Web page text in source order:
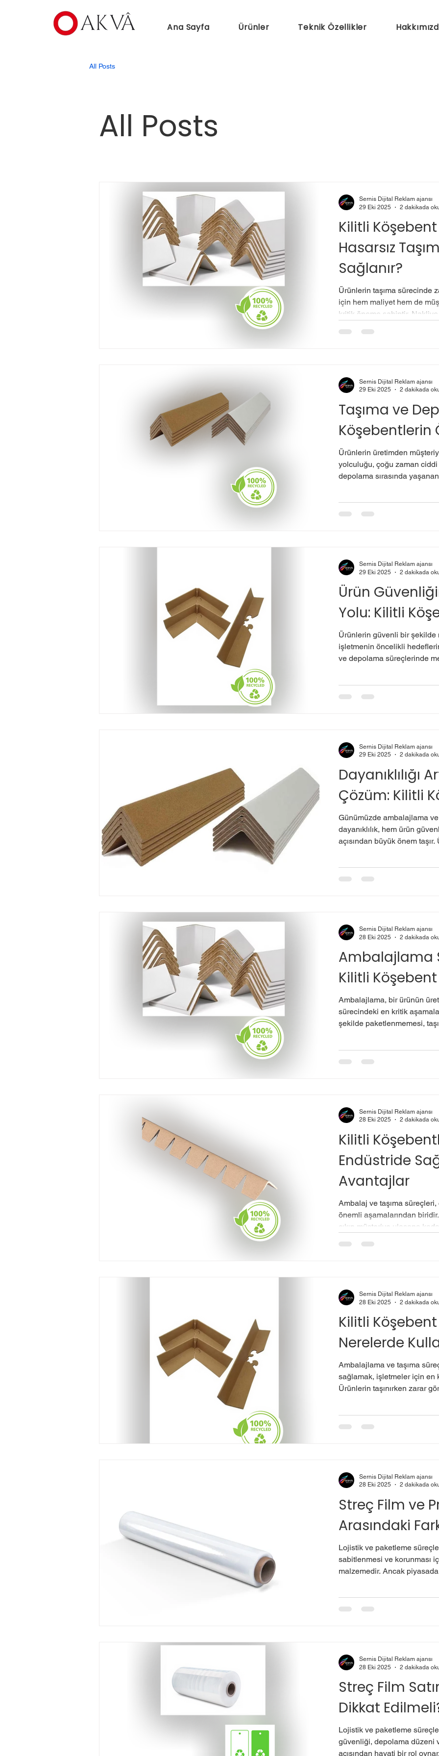
Ana Sayfa Ürünler Teknik Özellikler
All Posts
All Posts
Kilitli
Hasarsız
Sağlanır?
Ürünlerin taşıma sürecinde
için hem maliyet hem de
kritik öneme sahiptir. Nakliye
kaybetmesine neden olabilir.
koruyarak hasarsız taşıma
Sernis Dijital Reklam ajansı
29 Eki 2025
2 dakikada
Taşıma ve
Köşebentlerin
Ürünlerin üretimden
yolculuğu, çoğu zaman ciddi
depolama sırasında
güvenliğini sağlamak ve
Sernis Dijital Reklam ajansı
29 Eki 2025
2 dakikada
Ürün
Yolu: Kilitli
Ürünlerin güvenli bir şekilde
işletmenin öncelikli
ve depolama süreçlerinde
köşebentler , ürün
Sernis Dijital Reklam ajansı
29 Eki 2025
2 dakikada
Dayanıklılığı
Çözüm: Kilitli
Günümüzde ambalajlama ve
dayanıklılık, hem ürün
açısından büyük önem taşır. Ürünlerin sevkiyat sırasında
yenilikçi ve güvenilir ürünler
Sernis Dijital Reklam ajansı
29 Eki 2025
2 dakikada
Ambalajlama
Kilitli Köşebent
Ambalajlama, bir ürünün
sürecindeki en kritik
şekilde paketlenmemesi,
memnuniyetsizliğine neden
ambalajlama s
Sernis Dijital Reklam ajansı
28 Eki 2025
2 dakikada
Kilitli
Endüstride
Avantajlar
Ambalaj ve taşıma
önemli aşamalarından
çıkıp müşteriye ulaşana
sebepleri nelerdir? 🔹 Kilitli
Sernis Dijital Reklam ajansı
28 Eki 2025
2 dakikada
Kilitli
Nerelerde
Ambalajlama ve taşıma
sağlamak, işletmeler için en
Ürünlerin taşınırken zarar
kullanımıyla ambalaj
Sernis Dijital Reklam ajansı
28 Eki 2025
2 dakikada
Streç Film ve
Arasındaki
Lojistik ve paketleme
sabitlenmesi ve korunması
malzemedir. Ancak
seçimi, hem operasyonel
Sernis Dijital Reklam ajansı
28 Eki 2025
2 dakikada
Streç Film
Dikkat
Lojistik ve paketleme
güvenliği, depolama düzeni
açısından hayati bir rol
Sernis Dijital Reklam ajansı
28 Eki 2025
2 dakikada